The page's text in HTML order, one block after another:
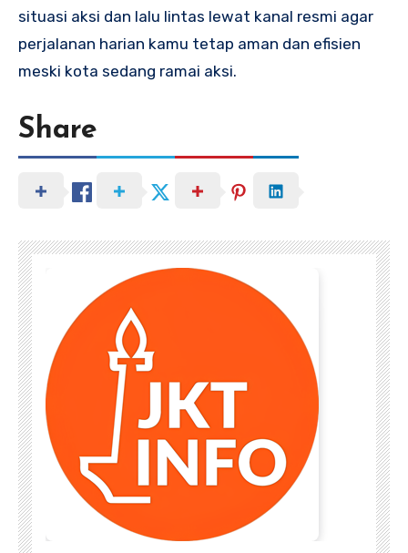
situasi aksi dan lalu lintas lewat kanal resmi agar
perjalanan harian kamu tetap aman dan efisien
meski kota sedang ramai aksi.
Share